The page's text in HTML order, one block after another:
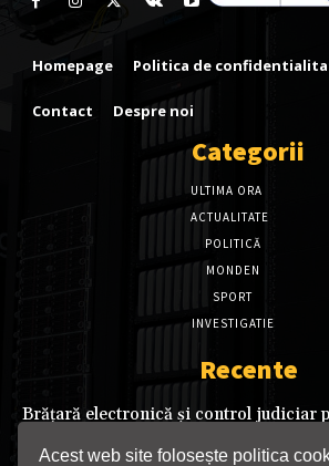
Acest web site folosește politica
Homepage Politica de
Contact Despre noi
Categorii
ULTIMA ORA
ACTUALITATE
POLITICĂ
MONDEN
SPORT
INVESTIGATIE
Recente
Brățară electronică și control judiciar
Târgu Jiu